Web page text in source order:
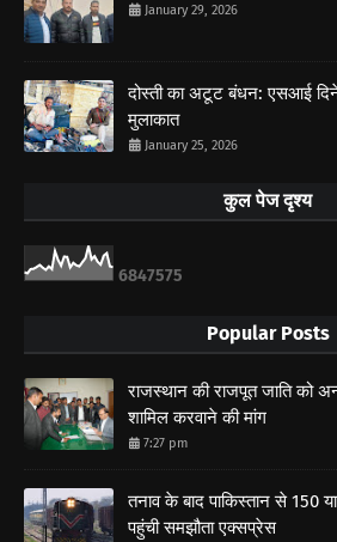
January 29, 2026
दोस्ती का अटूट बंधन: एसआई
मुलाकात
January 25, 2026
कुल पेज दृश्य
6847575
Popular Posts
राजस्थान की राजपूत जाति को
शामिल करवाने की मांग
7:27 pm
तनाव के बाद पाकिस्तान से 150
पहुंची समझौता एक्सप्रेस